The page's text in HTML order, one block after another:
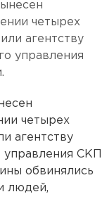
четырех
агентству
управления
четырех
агентству
СКП
обвинялись
людей,